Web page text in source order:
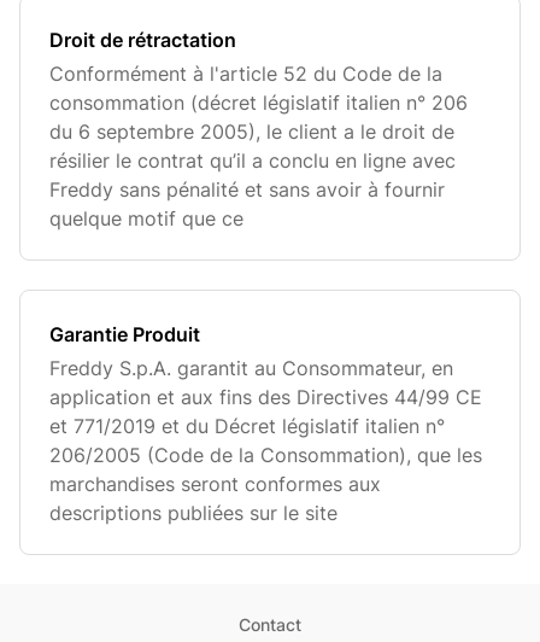
Droit de rétractation
Conformément à l'article 52 du Code de la
consommation (décret législatif italien n° 206
du 6 septembre 2005), le client a le droit de
résilier le contrat qu’il a conclu en ligne avec
Freddy sans pénalité et sans avoir à fournir
quelque motif que ce
Garantie Produit
Freddy S.p.A. garantit au Consommateur, en
application et aux fins des Directives 44/99 CE
et 771/2019 et du Décret législatif italien n°
206/2005 (Code de la Consommation), que les
marchandises seront conformes aux
descriptions publiées sur le site
Contact